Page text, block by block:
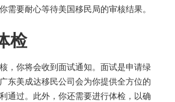
需要耐心等待美国移民局的审核结果。
检
，你将会收到面试通知。面试是申请绿
东美成达移民公司会为你提供全方位的
通过。此外，你还需要进行体检，以确